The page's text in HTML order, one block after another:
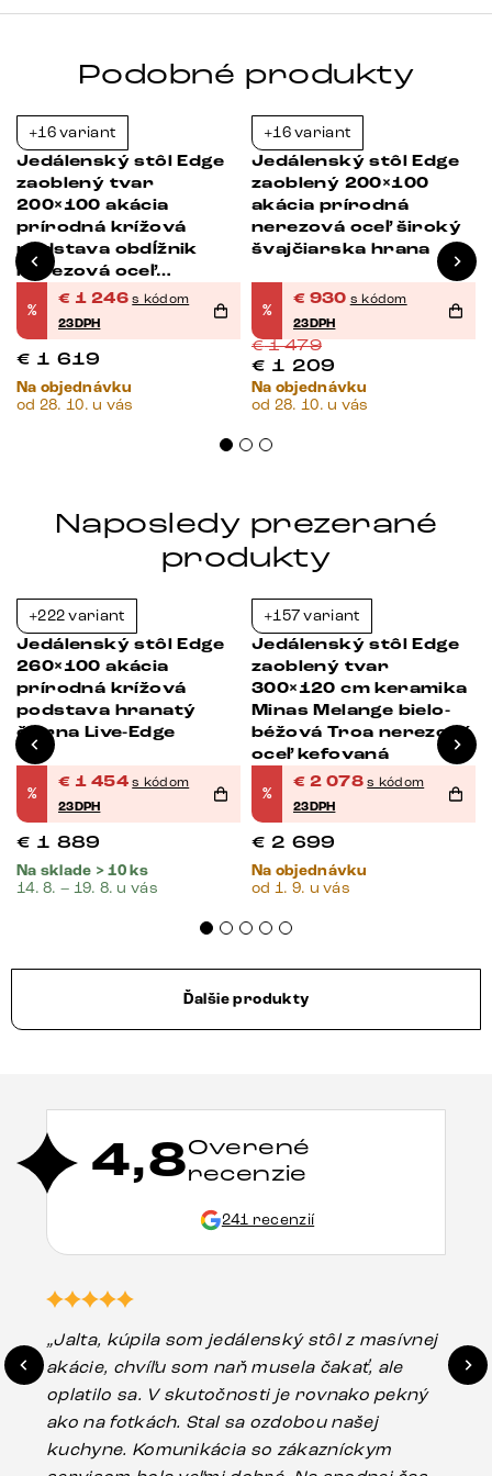
Podobné produkty
+16 variant
Jedálenský stôl Edge
zaoblený tvar
200×100 akácia
prírodná krížová
podstava obdĺžnik
nerezová oceľ
švajčiarska hrana
%
€ 1 246 s kódom
23DPH
€ 1 619
Na objednávku
od 28. 10. u vás
+16 variant
Jedálenský stôl Edge
zaoblený 200×100
akácia prírodná
nerezová oceľ široký
švajčiarska hrana
%
€ 930 s kódom
23DPH
€1 479
€ 1 209
Na objednávku
od 28. 10. u vás
Naposledy prezerané
produkty
+222 variant
Jedálenský stôl Edge
260×100 akácia
prírodná krížová
podstava hranatý
čierna Live-Edge
%
€ 1 454 s kódom
23DPH
€ 1 889
Na sklade > 10 ks
14. 8. – 19. 8. u vás
+157 variant
Jedálenský stôl Edge
zaoblený tvar
300×120 cm keramika
Minas Melange bielo-
béžová Troa nerezová
oceľ kefovaná
%
€ 2 078 s kódom
23DPH
€ 2 699
Na objednávku
od 1. 9. u vás
Ďalšie produkty
4,8Overené
recenzie
241 recenzií
„Jalta, kúpila som jedálenský stôl z masívnej
akácie, chvíľu som naň musela čakať, ale
oplatilo sa. V skutočnosti je rovnako pekný
ako na fotkách. Stal sa ozdobou našej
kuchyne. Komunikácia so zákazníckym